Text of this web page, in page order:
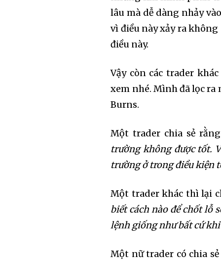
SUBSCRIBERS
of the
the subscribe button below.
lâu mà dễ dàng nhảy
vì điều này xảy ra
điều này.
Vậy còn các trader
xem nhé. Mình đã lọc ra
Burns.
Một trader chia sẻ
trường không được tốt.
trường ở trong điều kiện
Một trader khác thì lại
biết cách nào để chốt lỗ
lệnh giống như bất cứ
Một nữ trader có chia sẻ